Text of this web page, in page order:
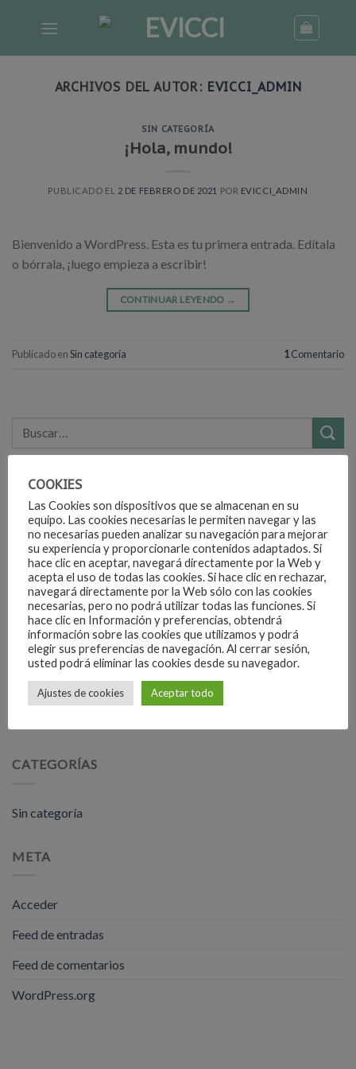
ARCHIVOS DEL AUTOR: EVICCI_ADMIN
SIN CATEGORÍA
¡Hola, mundo!
PUBLICADO EL 2 DE FEBRERO DE 2021 POR EVICCI_ADMIN
Bienvenido a WordPress. Esta es tu primera entrada. Edítala
o bórrala, ¡luego empieza a escribir!
CONTINUAR LEYENDO →
Publicado enSin categoría 1Comentario
ENTRADAS RECIENTES
¡Hola, mundo!
COMENTARIOS RECIENTES
Un comentarista de WordPressen¡Hola, mundo!
ARCHIVOS
CATEGORÍAS
Sin categoría
META
Acceder
Feed de entradas
Feed de comentarios
WordPress.org
COOKIES
Las Cookies son dispositivos que se almacenan en su
equipo. Las cookies necesarias le permiten navegar y las
no necesarias pueden analizar su navegación para mejorar
su experiencia y proporcionarle contenidos adaptados. Si
hace clic en aceptar, navegará directamente por la Web y
acepta el uso de todas las cookies. Si hace clic en rechazar,
navegará directamente por la Web sólo con las cookies
necesarias, pero no podrá utilizar todas las funciones. Si
hace clic en Información y preferencias, obtendrá
información sobre las cookies que utilizamos y podrá
elegir sus preferencias de navegación. Al cerrar sesión,
usted podrá eliminar las cookies desde su navegador.
Ajustes de cookies Aceptar todo